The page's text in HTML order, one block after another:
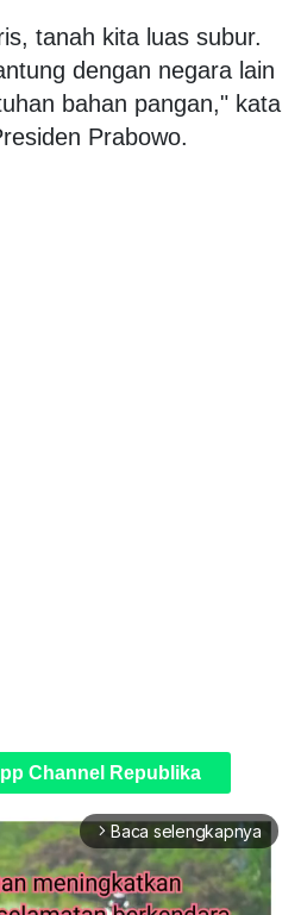
tanah kita luas subur.
dengan negara lain
bahan pangan," kata
Prabowo.
Channel Republika
arrow_forward_ios Baca selengkapnya